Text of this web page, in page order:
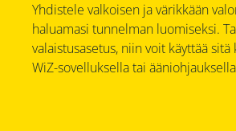
Yhdistele valkoisen ja värikkään
haluamasi tunnelman luomiseksi.
valaistusasetus, niin voit käyttää sitä
WiZ-sovelluksella tai